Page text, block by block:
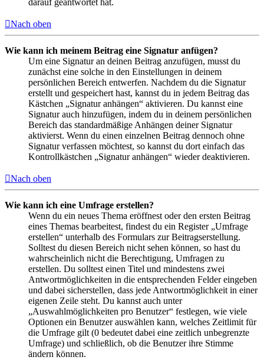
darauf geantwortet hat.
Nach oben
Wie kann ich meinem Beitrag eine Signatur anfügen?
Um eine Signatur an deinen Beitrag anzufügen, musst du
zunächst eine solche in den Einstellungen in deinem
persönlichen Bereich entwerfen. Nachdem du die Signatur
erstellt und gespeichert hast, kannst du in jedem Beitrag das
Kästchen „Signatur anhängen“ aktivieren. Du kannst eine
Signatur auch hinzufügen, indem du in deinem persönlichen
Bereich das standardmäßige Anhängen deiner Signatur
aktivierst. Wenn du einen einzelnen Beitrag dennoch ohne
Signatur verfassen möchtest, so kannst du dort einfach das
Kontrollkästchen „Signatur anhängen“ wieder deaktivieren.
Nach oben
Wie kann ich eine Umfrage erstellen?
Wenn du ein neues Thema eröffnest oder den ersten Beitrag
eines Themas bearbeitest, findest du ein Register „Umfrage
erstellen“ unterhalb des Formulars zur Beitragserstellung.
Solltest du diesen Bereich nicht sehen können, so hast du
wahrscheinlich nicht die Berechtigung, Umfragen zu
erstellen. Du solltest einen Titel und mindestens zwei
Antwortmöglichkeiten in die entsprechenden Felder eingeben
und dabei sicherstellen, dass jede Antwortmöglichkeit in einer
eigenen Zeile steht. Du kannst auch unter
„Auswahlmöglichkeiten pro Benutzer“ festlegen, wie viele
Optionen ein Benutzer auswählen kann, welches Zeitlimit für
die Umfrage gilt (0 bedeutet dabei eine zeitlich unbegrenzte
Umfrage) und schließlich, ob die Benutzer ihre Stimme
ändern können.